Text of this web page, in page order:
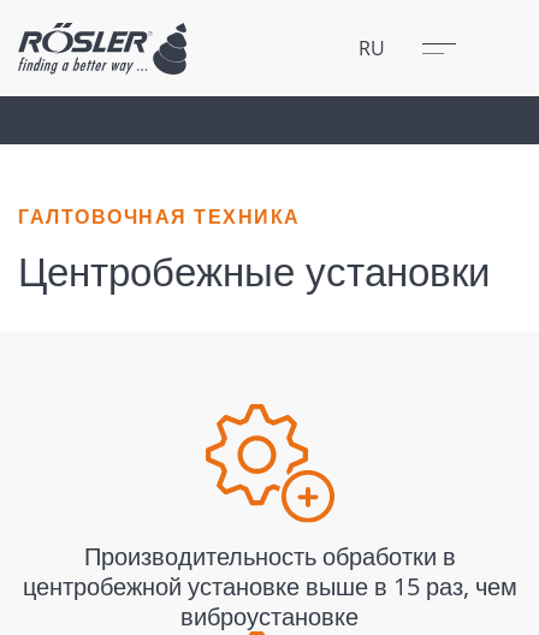
RU Меню
Закрыть
ГАЛТОВОЧНАЯ ТЕХНИКА
Центробежные установки
Производительность обработки в
центробежной установке выше в 15 раз, чем
виброустановке